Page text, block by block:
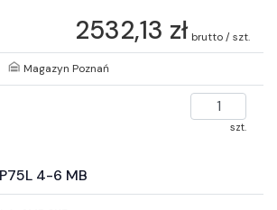
2532,13 zł brutto / szt.
Magazyn Poznań
szt.
4-6 MB